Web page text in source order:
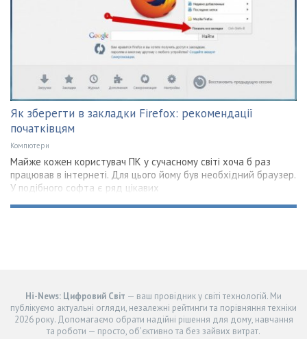
Як зберегти в закладки Firefox: рекомендації
початківцям
Компютери
Майже кожен користувач ПК у сучасному світі хоча б раз
працював в інтернеті. Для цього йому був необхідний браузер.
У подібного софта є ряд цікавих
Hi-News: Цифровий Світ — ваш провідник у світі технологій. Ми
публікуємо актуальні огляди, незалежні рейтинги та порівняння техніки
2026 року. Допомагаємо обрати надійні рішення для дому, навчання
та роботи — просто, об’єктивно та без зайвих витрат.